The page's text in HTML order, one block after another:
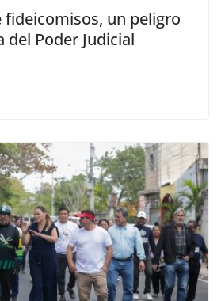
fideicomisos, un peligro
Poder Judicial